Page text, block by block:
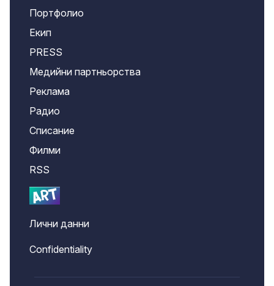
Портфолио
Екип
PRESS
Медийни партньорства
Реклама
Радио
Списание
Филми
RSS
Лични данни
Confidentiality